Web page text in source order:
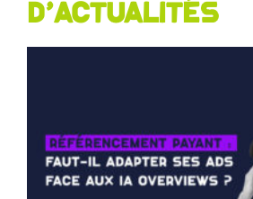
d'actualités